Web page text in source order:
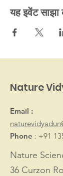
यह इवेंट
Nature
Email :
Phone : +91
Nature
36 Curzon